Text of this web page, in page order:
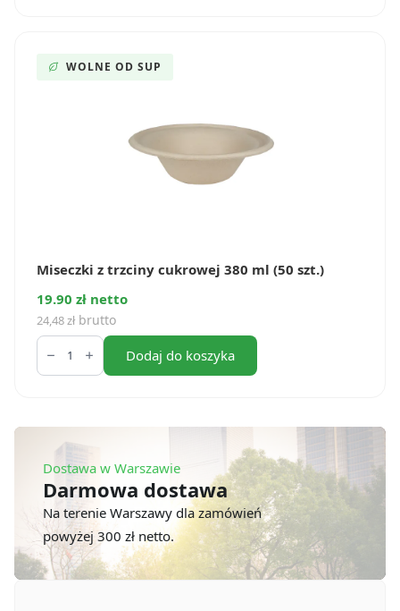
Dostawa w Warszawie
Darmowa dostawa
Na terenie Warszawy dla zamówień
powyżej 300 zł netto.
(50
szt.) WOLNE OD SUP
Miseczki z trzciny cukrowej 380 ml (50 szt.)
19.90 zł netto
24,48zł brutto
ilość
Miseczki
z
ml
Dodaj do koszyka